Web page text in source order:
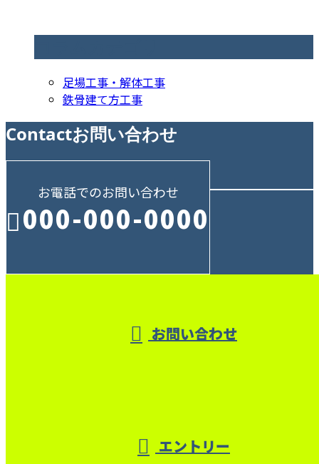
足場工事・解体工事
鉄骨建て方工事
Contactお問い合わせ
お電話でのお問い合わせ
000-000-0000
お問い合わせ
エントリー